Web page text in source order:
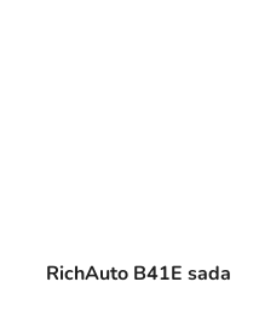
RichAuto B41E sada